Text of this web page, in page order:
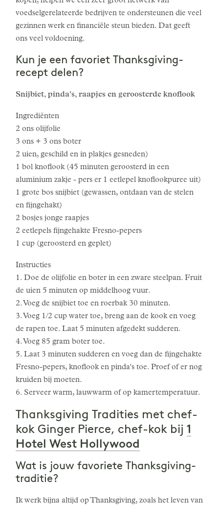
voedselgerelateerde bedrijven te ondersteunen die veel
gezinnen werk en financiële steun bieden. Dat geeft
ons veel voldoening.
Kun je een favoriet Thanksgiving-
recept delen?
Snijbiet, pinda's, raapjes en geroosterde knoflook
Ingrediënten
2 ons olijfolie
3 ons + 3 ons boter
2 uien, geschild en in plakjes gesneden)
1 bol knoflook (45 minuten geroosterd in een
aluminium zakje - pers er 1 eetlepel knoflookpuree uit)
1 grote bos snijbiet (gewassen, ontdaan van de stelen
en fijngehakt)
2 bosjes jonge raapjes
2 eetlepels fijngehakte Fresno-pepers
1 cup (geroosterd en geplet)
Instructies
1. Doe de olijfolie en boter in een zware steelpan. Fruit
de uien 5 minuten op middelhoog vuur.
2. Voeg de snijbiet toe en roerbak 30 minuten.
3. Voeg 1/2 cup water toe, breng aan de kook en voeg
de rapen toe. Laat 5 minuten afgedekt sudderen.
4. Voeg 85 gram boter toe.
5. Laat 3 minuten sudderen en voeg dan de fijngehakte
Fresno-pepers, knoflook en pinda's toe. Proef of er nog
kruiden bij moeten.
6. Serveer warm, lauwwarm of op kamertemperatuur.
Thanksgiving Tradities met chef-
kok Ginger Pierce, chef-kok bij 1
Hotel West Hollywood
Wat is jouw favoriete Thanksgiving-
traditie?
Ik werk bijna altijd op Thanksgiving, zoals het leven van